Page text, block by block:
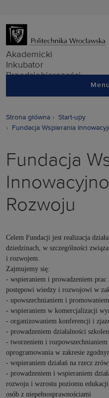
Akademicki
Inkubator
Przedsiębiorczości
Menu
Strona główna
Start-upy
Fundacja Wspierania
Fundacja
Rozwoju
Celem Fundacji jest realizacja
dziedzinach, w szczególności
i rozwojem.
Zajmujemy się:
- wspieraniem i prowadzeniem prac
postępowi wiedzy i rozwojowi w
- upowszechnianiem i
- wspieraniem w komercjalizacji
- organizowaniem konferencji i
- prowadzeniem działalności
- tworzeniem i
oprogramowania w zakresie
- wspieraniem działań na rzecz
- prowadzeniem i wspieraniem
rozwoju i wzrostu poziomu edukacji
osób z niepełnosprawnościami